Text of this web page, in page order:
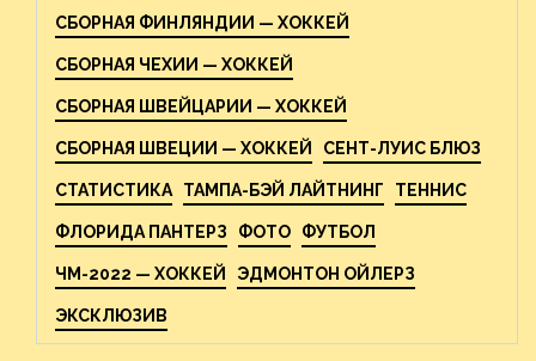
СБОРНАЯ ФИНЛЯНДИИ — ХОККЕЙ
СБОРНАЯ ЧЕХИИ — ХОККЕЙ
СБОРНАЯ ШВЕЙЦАРИИ — ХОККЕЙ
СБОРНАЯ ШВЕЦИИ — ХОККЕЙ СЕНТ-ЛУИС БЛЮЗ
СТАТИСТИКА ТАМПА-БЭЙ ЛАЙТНИНГ ТЕННИС
ФЛОРИДА ПАНТЕРЗ ФОТО ФУТБОЛ
ЧМ-2022 — ХОККЕЙ ЭДМОНТОН ОЙЛЕРЗ
ЭКСКЛЮЗИВ